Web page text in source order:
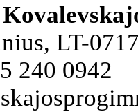
LT-
240 0942